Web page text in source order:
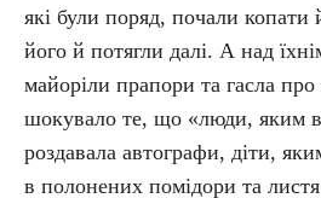
які були поряд, почали копати
його й потягли далі. А над
майоріли прапори та гасла
шокувало те, що «люди, яким
роздавала автографи, діти,
в полонених помідори та